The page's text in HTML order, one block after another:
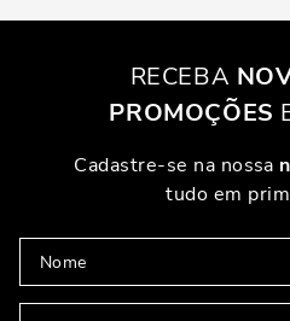
RECEBA
PROMOÇÕES
Cadastre-se na nossa
tudo em